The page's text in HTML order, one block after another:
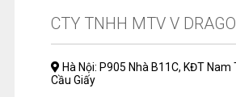
CTY TNHH MTV V
Hà Nội: P905 Nhà B11C, KĐT Nam
Cầu Giấy